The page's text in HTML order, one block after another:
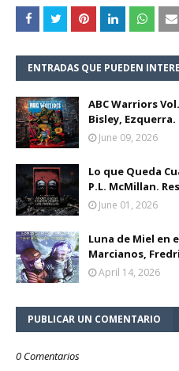
ENTRADAS QUE PUEDEN
ABC Warriors
Bisley, Ezquerra.
June 09, 2026
Lo que Queda
P.L. McMillan.
June 01, 2026
Luna de Miel en
Marcianos,
April 14, 2026
PUBLICAR UN COMENTARIO
0 Comentarios